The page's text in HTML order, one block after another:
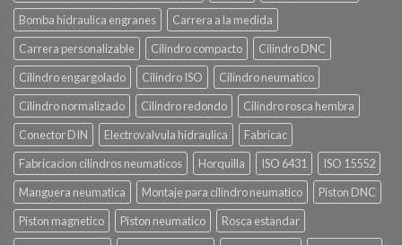
Bomba hidraulica engranes
Carrera a la medida
Carrera personalizable
Cilindro compacto
Cilindro DNC
Cilindro engargolado
Cilindro ISO
Cilindro neumatico
Cilindro normalizado
Cilindro redondo
Cilindro rosca hembra
Conector DIN
Electrovalvula hidraulica
Fabricac
Fabricacion cilindros neumaticos
Horquilla ISO 6431
ISO 15552
Manguera neumatica
Montaje para cilindro neumatico
Piston DNC
Piston magnetico
Piston neumatico
Rosca estandar